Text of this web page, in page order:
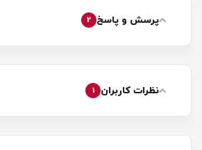
پرسش و پاسخ 2
نظرات کاربران 1